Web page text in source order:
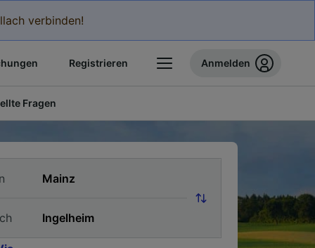
verbinden!
Registrieren Anmelden
Fragen